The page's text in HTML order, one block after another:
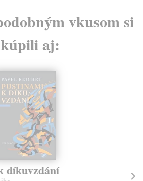
vkusom si
kúpili aj:
díkuvzdání